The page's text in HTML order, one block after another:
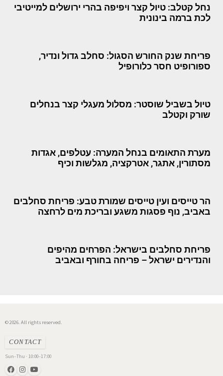
נחל קטלב: טיול קצר ויפיפה בהרי ירושלים למייטיבי
לכת ברמה בינונית
פריחת שנק החורש הסגול: סחלב גדול ונדיר,
ספורופיט חסר כלורופיל
טיול בשביל שוסטר: מסלול מעגלי קצר בנחלים
שורק וקטלב
מערת התאומים בנחל המערה: עטלפים, אגדות
מסתורין, אתגר, אטרקציה, מגלשות וכיף
הר טייסים ועין טייסים שמורת טבע: פריחת סחלבים
באביב, נוף פסגות משגע ובריכת מים לרחצה
פריחת סחלבים בישראל: הפרחים מהיפים
והנדירים ישראל – פריחה בחורף ובאביב
© 2026. All rights reserved.
CONTACT
Sun–Thu · 10:00–17:00